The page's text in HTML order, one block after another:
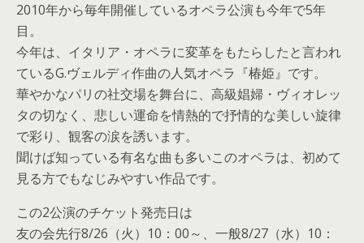
2010年から毎年開催しているオペラ公演も今年で5年
目。
今年は、イタリア・オペラに変革をもたらしたと言われ
ているG.ヴェルディ作曲の人気オペラ『椿姫』です。
華やかなパリの社交場を舞台に、高級娼婦・ヴィオレッ
タの切なく、悲しい運命を情熱的で抒情的な美しい旋律
で彩り、観客の涙を誘います。
聞けば知っている有名な曲も多いこのオペラは、初めて
見る方でもなじみやすい作品です。
この2公演のチケット発売日は
友の会先行8/26（火）10：00～、一般8/27（水）10：